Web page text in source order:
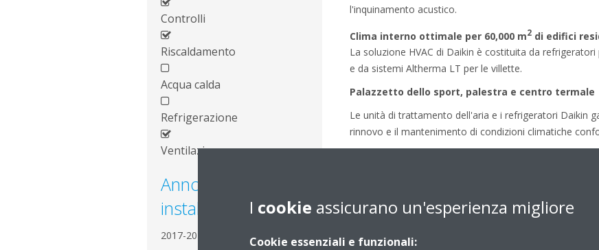
Controlli
Riscaldamento
Acqua calda
Refrigerazione
Ventilazione
Anno di
installazione
2017-2021
l'inquinamento acustico.
Clima interno ottimale per 60,000 m2di edifici
La soluzione HVAC di Daikin è costituita da
e da sistemi Altherma LT per le villette.
Palazzetto dello sport, palestra e centro termale
Le unità di trattamento dell'aria e i refrigeratori Daikin
rinnovo e il mantenimento di condizioni climatiche
Oltre a ciò, il Garitage Park include un asilo, una
Oggi, il Garitage Park è il primo progetto di sviluppo
orientale ad avere ottenuto il punteggio BREEAM
I cookie assicurano un'esperienza migliore
Cookie essenziali e funzionali: